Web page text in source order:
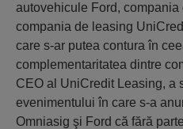
autovehicule Ford,
compania de leasing
care s-ar putea contura în
complementaritatea dintre
CEO al UniCredit Leasing, a
evenimentului în care s-a
Omniasig şi Ford că fără